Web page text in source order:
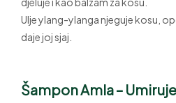
Ulje ylang-ylanga njeguje kosu,
daje joj sjaj.
ŠamponAmla –